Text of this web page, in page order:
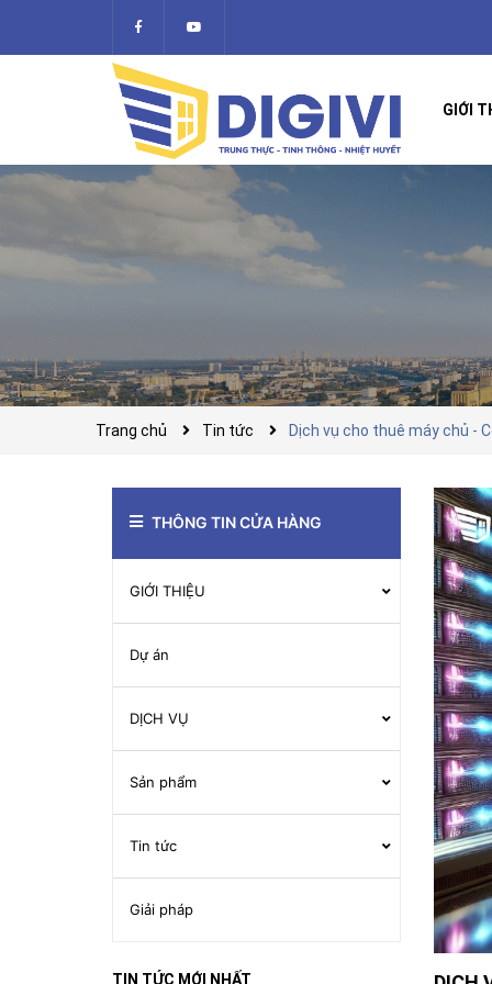
GIỚI
Trang chủ Tin tức Dịch vụ cho thuê máy chủ -
THÔNG TIN CỬA HÀNG
GIỚI THIỆU
Dự án
DỊCH VỤ
Sản phẩm
Tin tức
Giải pháp
TIN TỨC MỚI NHẤT